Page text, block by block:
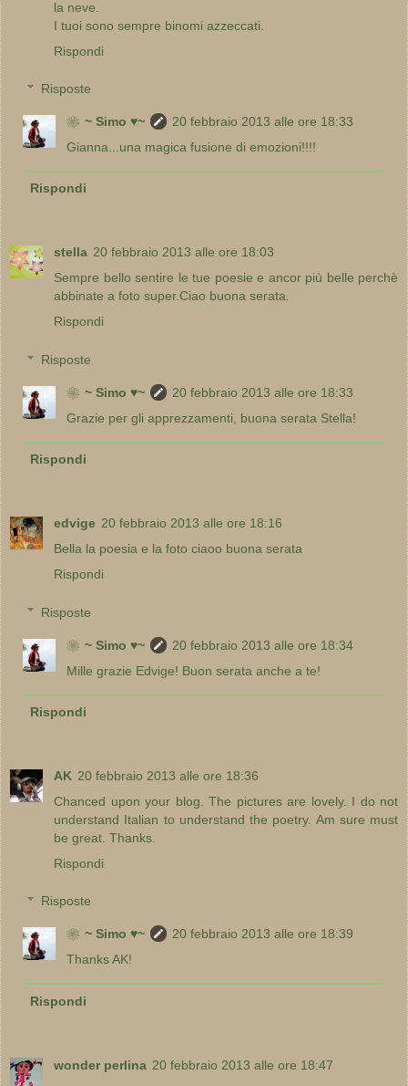
la neve.
I tuoi sono sempre binomi azzeccati.
Rispondi
Risposte
❀~ Simo ♥~
20 febbraio 2013 alle ore 18:33
Gianna...una magica fusione di emozioni!!!!
Rispondi
stella 20 febbraio 2013 alle ore 18:03
Sempre bello sentire le tue poesie e ancor più belle perchè
abbinate a foto super.Ciao buona serata.
Rispondi
Risposte
❀~ Simo ♥~
20 febbraio 2013 alle ore 18:33
Grazie per gli apprezzamenti, buona serata Stella!
Rispondi
edvige 20 febbraio 2013 alle ore 18:16
Bella la poesia e la foto ciaoo buona serata
Rispondi
Risposte
❀~ Simo ♥~
20 febbraio 2013 alle ore 18:34
Mille grazie Edvige! Buon serata anche a te!
Rispondi
AK 20 febbraio 2013 alle ore 18:36
Chanced upon your blog. The pictures are lovely. I do not
understand Italian to understand the poetry. Am sure must
be great. Thanks.
Rispondi
Risposte
❀~ Simo ♥~
20 febbraio 2013 alle ore 18:39
Thanks AK!
Rispondi
wonder perlina 20 febbraio 2013 alle ore 18:47